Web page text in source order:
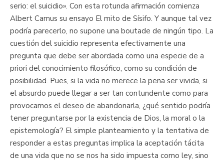
serio: el suicidio». Con esta rotunda afirmación comienza
Albert Camus su ensayo El mito de Sísifo. Y aunque tal vez
podría parecerlo, no supone una boutade de ningún tipo. La
cuestión del suicidio representa efectivamente una
pregunta que debe ser abordada como una especie de a
priori del conocimiento filosófico, como su condición de
posibilidad. Pues, si la vida no merece la pena ser vivida, si
el absurdo puede llegar a ser tan contundente como para
provocarnos el deseo de abandonarla, ¿qué sentido podría
tener preguntarse por la existencia de Dios, la moral o la
epistemología? El simple planteamiento y la tentativa de
responder a estas preguntas implica la aceptación tácita
de una vida que no se nos ha sido impuesta como ley, sino